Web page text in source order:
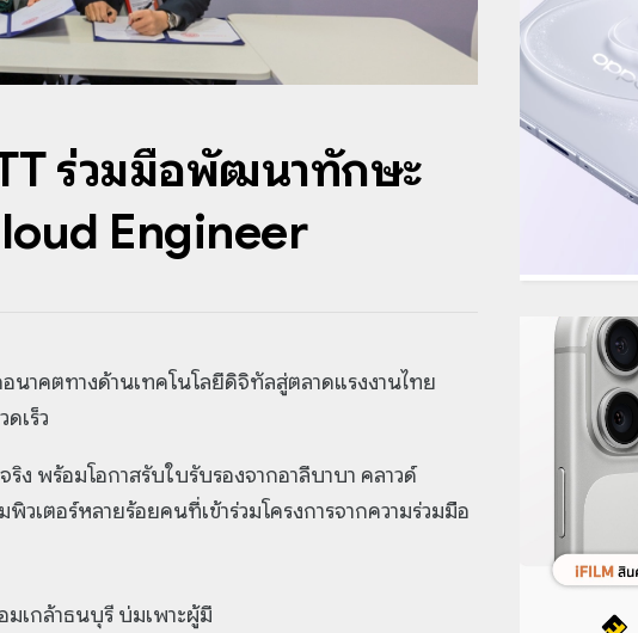
ร่วมมือพัฒนาทักษะ
Engineer
นาคตทางด้านเทคโนโลยีดิจิทัลสู่ตลาดแรงงานไทย
เร็ว
ง พร้อมโอกาสรับใบรับรองจากอาลีบาบา คลาวด์
เตอร์หลายร้อยคนที่เข้าร่วมโครงการจากความร่วมมือ
มเกล้าธนบุรี บ่มเพาะผู้มี